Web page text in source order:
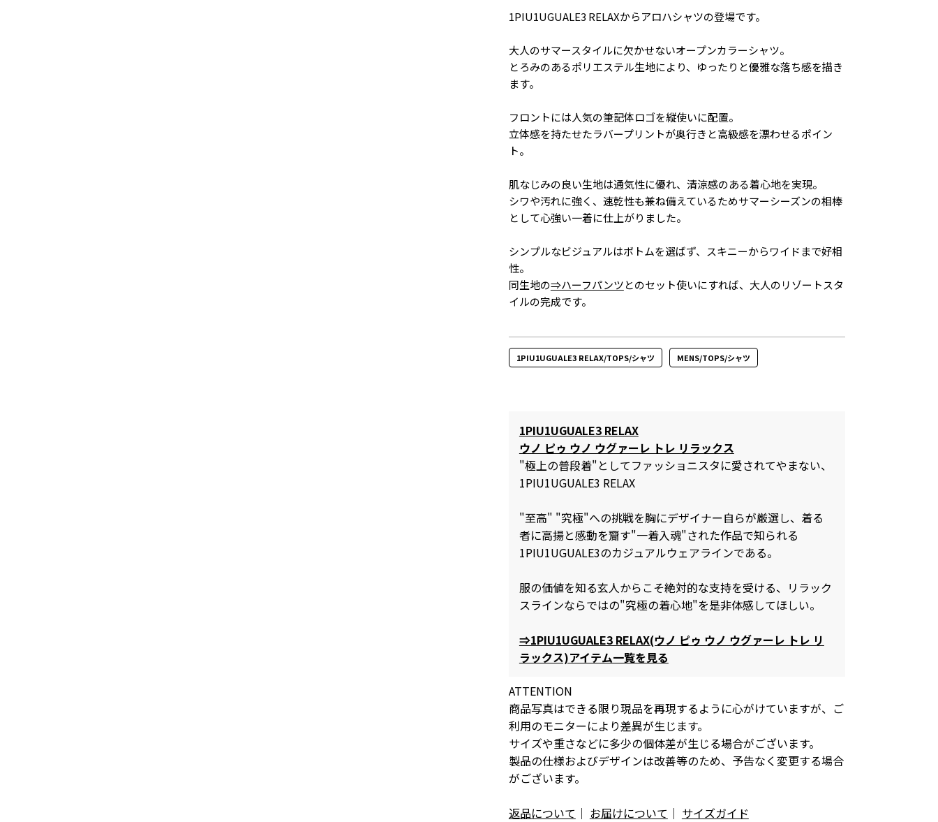
1PIU1UGUALE3 RELAXからアロハシャツの登場です。
大人のサマースタイルに欠かせないオープンカラーシャツ。
とろみのあるポリエステル生地により、ゆったりと優雅な落ち感を描き
ます。
フロントには人気の筆記体ロゴを縦使いに配置。
立体感を持たせたラバープリントが奥行きと高級感を漂わせるポイン
ト。
肌なじみの良い生地は通気性に優れ、清涼感のある着心地を実現。
シワや汚れに強く、速乾性も兼ね備えているためサマーシーズンの相棒
として心強い一着に仕上がりました。
シンプルなビジュアルはボトムを選ばず、スキニーからワイドまで好相
性。
同生地の⇒ハーフパンツとのセット使いにすれば、大人のリゾートスタ
イルの完成です。
1PIU1UGUALE3 RELAX/TOPS/シャツ MENS/TOPS/シャツ
1PIU1UGUALE3 RELAX
ウノ ピゥ ウノ ウグァーレ トレ リラックス
"極上の普段着"としてファッショニスタに愛されてやまない、
1PIU1UGUALE3 RELAX
"至高" "究極"への挑戦を胸にデザイナー自らが厳選し、着る
者に高揚と感動を齎す"一着入魂"された作品で知られる
1PIU1UGUALE3のカジュアルウェアラインである。
服の価値を知る玄人からこそ絶対的な支持を受ける、リラック
スラインならではの"究極の着心地"を是非体感してほしい。
⇒1PIU1UGUALE3 RELAX(ウノ ピゥ ウノ ウグァーレ トレ リ
ラックス)アイテム一覧を見る
ATTENTION
商品写真はできる限り現品を再現するように心がけていますが、ご
利用のモニターにより差異が生じます。
サイズや重さなどに多少の個体差が生じる場合がございます。
製品の仕様およびデザインは改善等のため、予告なく変更する場合
がございます。
返品について ｜ お届けについて ｜ サイズガイド